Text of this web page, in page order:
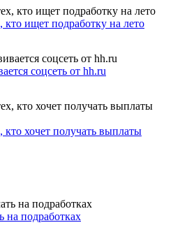
ищет подработку на лето
соцсеть от hh.ru
хочет получать выплаты
на подработках